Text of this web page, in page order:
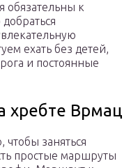
обязательны к
ехать без детей,
и постоянные
хребте Врмац
заняться
простые маршруты